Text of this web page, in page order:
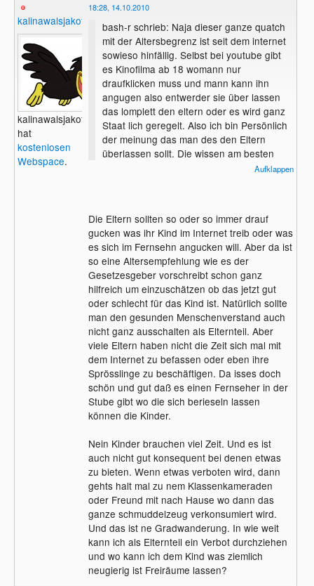
für Tabakwaren oder alkoholische
Getränke werben, dürfen unbeschadet der
Voraussetzungen der Absätze 1 bis 4 nur
nach 18 Uhr vorgeführt werden.
kalinawalsjakoff
kalinawalsjakoff
hat
kostenlosen
Webspace.
18:28, 14.10.2010
bash-r schrieb: Naja dieser ganze quatch
mit der Altersbegrenz ist seit dem internet
sowieso hinfällig. Selbst bei youtube gibt
es Kinofilma ab 18 womann nur
draufklicken muss und mann kann ihn
angugen also entwerder sie über lassen
das lomplett den eltern oder es wird ganz
Staat lich geregelt. Also ich bin Persönlich
der meinung das man des den Eltern
überlassen sollt. Die wissen am besten
was das Kind verträg und was nicht. Es
Aufklappen
Die Eltern sollten so oder so immer drauf
gucken was ihr Kind im Internet treib oder was
es sich im Fernsehn angucken will. Aber da ist
so eine Altersempfehlung wie es der
Gesetzesgeber vorschreibt schon ganz
hilfreich um einzuschätzen ob das jetzt gut
oder schlecht für das Kind ist. Natürlich sollte
man den gesunden Menschenverstand auch
nicht ganz ausschalten als Elternteil. Aber
viele Eltern haben nicht die Zeit sich mal mit
dem Internet zu befassen oder eben ihre
Sprösslinge zu beschäftigen. Da isses doch
schön und gut daß es einen Fernseher in der
Stube gibt wo die sich berieseln lassen
können die Kinder.
Nein Kinder brauchen viel Zeit. Und es ist
auch nicht gut konsequent bei denen etwas
zu bieten. Wenn etwas verboten wird, dann
gehts halt mal zu nem Klassenkameraden
oder Freund mit nach Hause wo dann das
ganze schmuddelzeug verkonsumiert wird.
Und das ist ne Gradwanderung. In wie weit
kann ich als Elternteil ein Verbot durchziehen
und wo kann ich dem Kind was ziemlich
neugierig ist Freiräume lassen?